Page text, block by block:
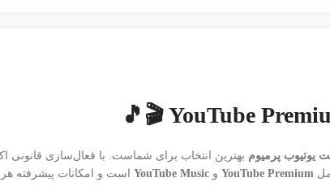
یوتیوب پرمیوم بهترین انتخاب برای شماست. با فعال‌سازی قانونی
YouTube Premium و YouTube Music است و امکانات پیشرفته